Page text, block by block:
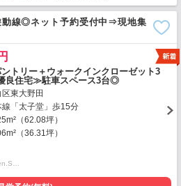
線◎ネット予約受付中⇒現地集
トリー＋ウォークインクローゼット3
良住宅≫駐車スペース3台◎
東大野田
線「太子堂」歩15分
（62.08坪）
（36.31坪）